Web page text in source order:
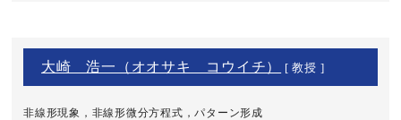
大崎 浩一（オオサキ コウイチ） [ 教授 ]
非線形現象，非線形微分方程式，パターン形成